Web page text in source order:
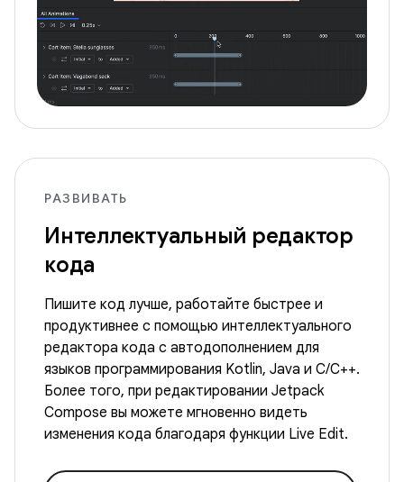
РАЗВИВАТЬ
Интеллектуальный редактор
кода
Пишите код лучше, работайте быстрее и
продуктивнее с помощью интеллектуального
редактора кода с автодополнением для
языков программирования Kotlin, Java и C/C++.
Более того, при редактировании Jetpack
Compose вы можете мгновенно видеть
изменения кода благодаря функции Live Edit.